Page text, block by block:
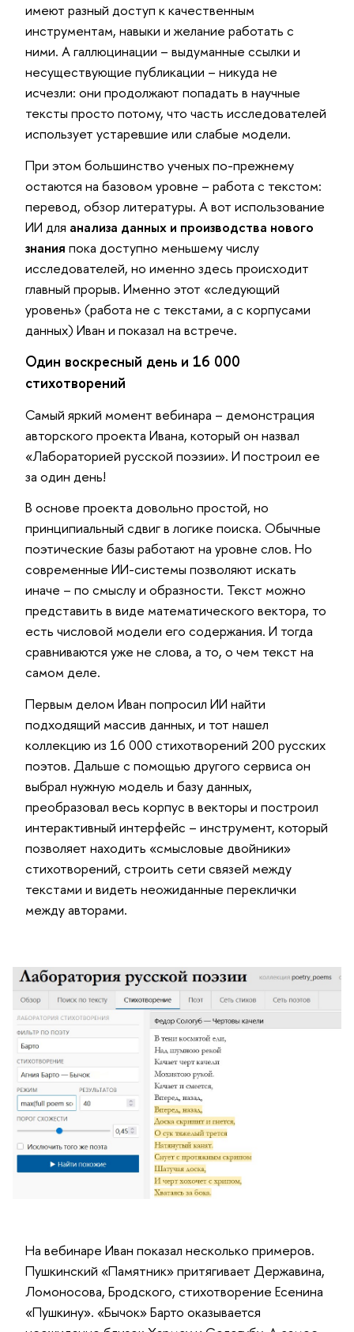
имеют разный доступ к качественным
инструментам, навыки и желание работать с
ними. А галлюцинации – выдуманные ссылки и
несуществующие публикации – никуда не
исчезли: они продолжают попадать в научные
тексты просто потому, что часть исследователей
использует устаревшие или слабые модели.
При этом большинство ученых по-прежнему
остаются на базовом уровне – работа с текстом:
перевод, обзор литературы. А вот использование
ИИ для анализа данных и производства нового
знания пока доступно меньшему числу
исследователей, но именно здесь происходит
главный прорыв. Именно этот «следующий
уровень» (работа не с текстами, а с корпусами
данных) Иван и показал на встрече.
Один воскресный день и 16 000
стихотворений
Самый яркий момент вебинара – демонстрация
авторского проекта Ивана, который он назвал
«Лабораторией русской поэзии». И построил ее
за один день!
В основе проекта довольно простой, но
принципиальный сдвиг в логике поиска. Обычные
поэтические базы работают на уровне слов. Но
современные ИИ-системы позволяют искать
иначе – по смыслу и образности. Текст можно
представить в виде математического вектора, то
есть числовой модели его содержания. И тогда
сравниваются уже не слова, а то, о чем текст на
самом деле.
Первым делом Иван попросил ИИ найти
подходящий массив данных, и тот нашел
коллекцию из 16 000 стихотворений 200 русских
поэтов. Дальше с помощью другого сервиса он
выбрал нужную модель и базу данных,
преобразовал весь корпус в векторы и построил
интерактивный интерфейс – инструмент, который
позволяет находить «смысловые двойники»
стихотворений, строить сети связей между
текстами и видеть неожиданные переклички
между авторами.
На вебинаре Иван показал несколько примеров.
Пушкинский «Памятник» притягивает Державина,
Ломоносова, Бродского, стихотворение Есенина
«Пушкину». «Бычок» Барто оказывается